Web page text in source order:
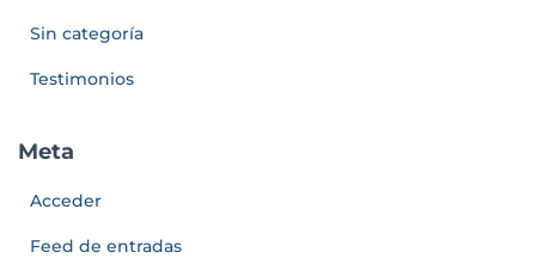
Sin categoría
Testimonios
Meta
Acceder
Feed de entradas